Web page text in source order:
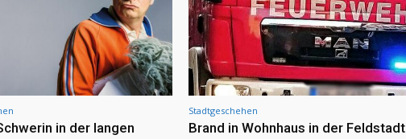
in der langen
Stadtgeschehen
Brand in Wohnhaus in der Feldstadt